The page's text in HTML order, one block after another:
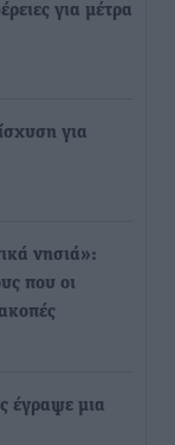
για μέτρα
για
νησιά»:
που οι
έγραψε μια